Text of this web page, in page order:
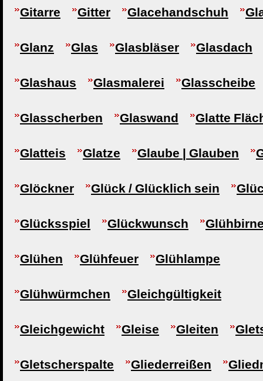
Gitarre Gitter Glacehandschuh
Glanz Glas Glasbläser Glasdach
Glashaus Glasmalerei Glasscheibe
Glasscherben Glaswand Glatte
Glatteis Glatze Glaube | Glauben
Glöckner Glück / Glücklich sein
Glücksspiel Glückwunsch
Glühen Glühfeuer Glühlampe
Glühwürmchen Gleichgültigkeit
Gleichgewicht Gleise Gleiten
Gletscherspalte Gliederreißen